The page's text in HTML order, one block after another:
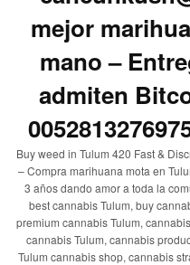
mejor
mano –
admiten
Buy weed in Tulum 420 Fast &
– Compra marihuana mota en
3 años dando amor a toda la
best cannabis Tulum, buy
premium cannabis Tulum,
cannabis Tulum, cannabis
Tulum cannabis shop, cannabis